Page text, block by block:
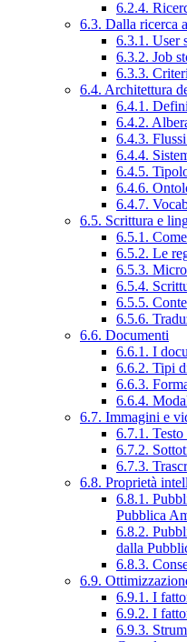
6.2.4.
6.3. Dalla ricerca
6.3.1. User
6.3.2. Job
6.3.3.
6.4. Architettura
6.4.1.
6.4.2.
6.4.3.
6.4.4.
6.4.5.
6.4.6.
6.4.7.
6.5. Scrittura e
6.5.1.
6.5.2. Le
6.5.3.
6.5.4.
6.5.5.
6.5.6.
6.6. Documenti
6.6.1. I
6.6.2. Tipi
6.6.3.
6.6.4.
6.7. Immagini e
6.7.1.
6.7.2.
6.7.3.
6.8. Proprietà
6.8.1.
Pubblica
6.8.2.
dalla
6.8.3.
6.9.
6.9.1. I
6.9.2. I
6.9.3.